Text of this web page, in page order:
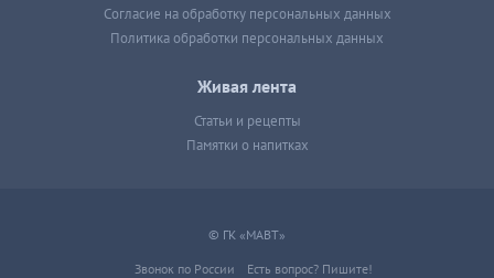
Согласие на обработку персональных данных
Политика обработки персональных данных
Живая лента
Статьи и рецепты
Памятки о напитках
© ГК «МАВТ»
Звонок по России Есть вопрос? Пишите!